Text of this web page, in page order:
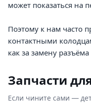
может показаться на
Поэтому к нам часто
контактными
как за замену
Запчасти
Если чините сами —